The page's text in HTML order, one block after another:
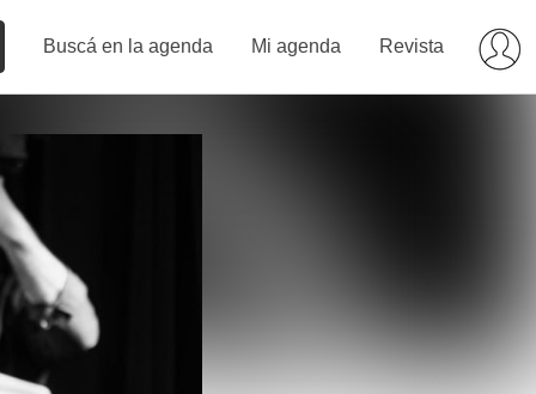
Buscá en la agenda Mi agenda Revista